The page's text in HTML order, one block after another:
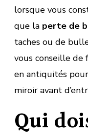
lorsque vous
que la perte de
taches ou de
vous conseille de
en antiquités
miroir avant
Qui